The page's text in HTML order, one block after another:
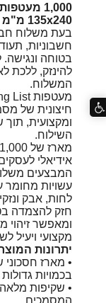
135x240 מ"מ | C65 | DL
בעת משלוח
חשבוניות,
בטוחה
להינזק, ללכת
המשלוח.
חיצונית של
ומקצועית, תוך
השילוח.
אידיאלי
המבצעים
עשויות מחומר
לחות, אבק
חזק להצמדה
ומאפשר זיהוי
מקצועי ויעיל
יתרונות
בכמויות גדולות
• שקיפות
המסמכים